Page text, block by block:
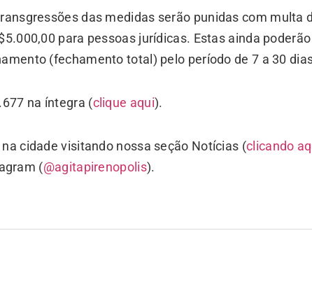
das medidas serão punidas com multa
para pessoas jurídicas. Estas ainda poderão
(fechamento total) pelo período de 7 a 30
na íntegra (clique aqui).
cidade visitando nossa seção Notícias (clicando
(@agitapirenopolis).